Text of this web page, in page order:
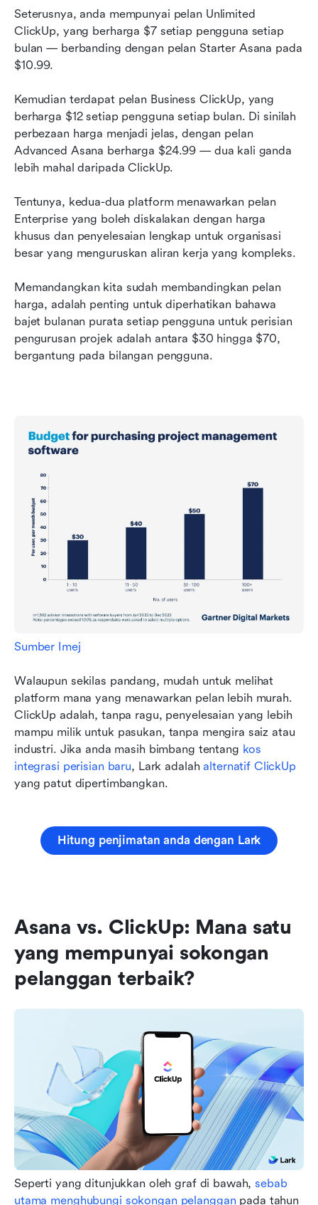
Seterusnya, anda mempunyai pelan Unlimited
ClickUp, yang berharga $7 setiap pengguna setiap
bulan — berbanding dengan pelan Starter Asana pada
$10.99.
Kemudian terdapat pelan Business ClickUp, yang
berharga $12 setiap pengguna setiap bulan. Di sinilah
perbezaan harga menjadi jelas, dengan pelan
Advanced Asana berharga $24.99 — dua kali ganda
lebih mahal daripada ClickUp.
Tentunya, kedua-dua platform menawarkan pelan
Enterprise yang boleh diskalakan dengan harga
khusus dan penyelesaian lengkap untuk organisasi
besar yang menguruskan aliran kerja yang kompleks.
Memandangkan kita sudah membandingkan pelan
harga, adalah penting untuk diperhatikan bahawa
bajet bulanan purata setiap pengguna untuk perisian
pengurusan projek adalah antara $30 hingga $70,
bergantung pada bilangan pengguna.
Sumber Imej
Walaupun sekilas pandang, mudah untuk melihat
platform mana yang menawarkan pelan lebih murah.
ClickUp adalah, tanpa ragu, penyelesaian yang lebih
mampu milik untuk pasukan, tanpa mengira saiz atau
industri. Jika anda masih bimbang tentang kos
integrasi perisian baru, Lark adalah alternatif ClickUp
yang patut dipertimbangkan.
Hitung penjimatan anda dengan Lark
Asana vs. ClickUp: Mana satu
yang mempunyai sokongan
pelanggan terbaik?
Seperti yang ditunjukkan oleh graf di bawah, sebab
utama menghubungi sokongan pelanggan pada tahun